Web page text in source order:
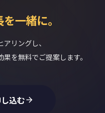
一緒に。
リングし、
を無料でご提案します。
込むarrow_forward